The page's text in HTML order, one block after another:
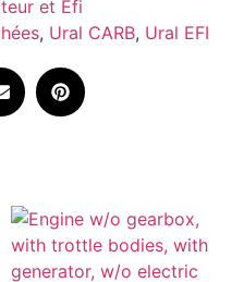
et Efi
, Ural CARB, Ural EFI